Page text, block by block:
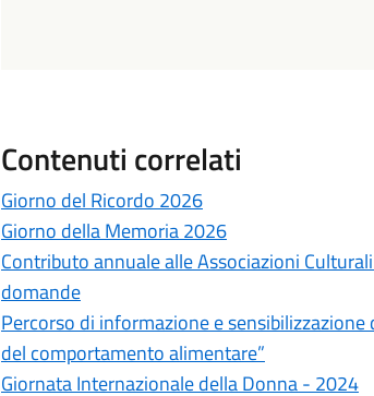
Contenuti correlati
Giorno del Ricordo 2026
Giorno della Memoria 2026
Contributo annuale alle Associazioni
domande
Percorso di informazione e
del comportamento alimentare”
Giornata Internazionale della Donna - 2024